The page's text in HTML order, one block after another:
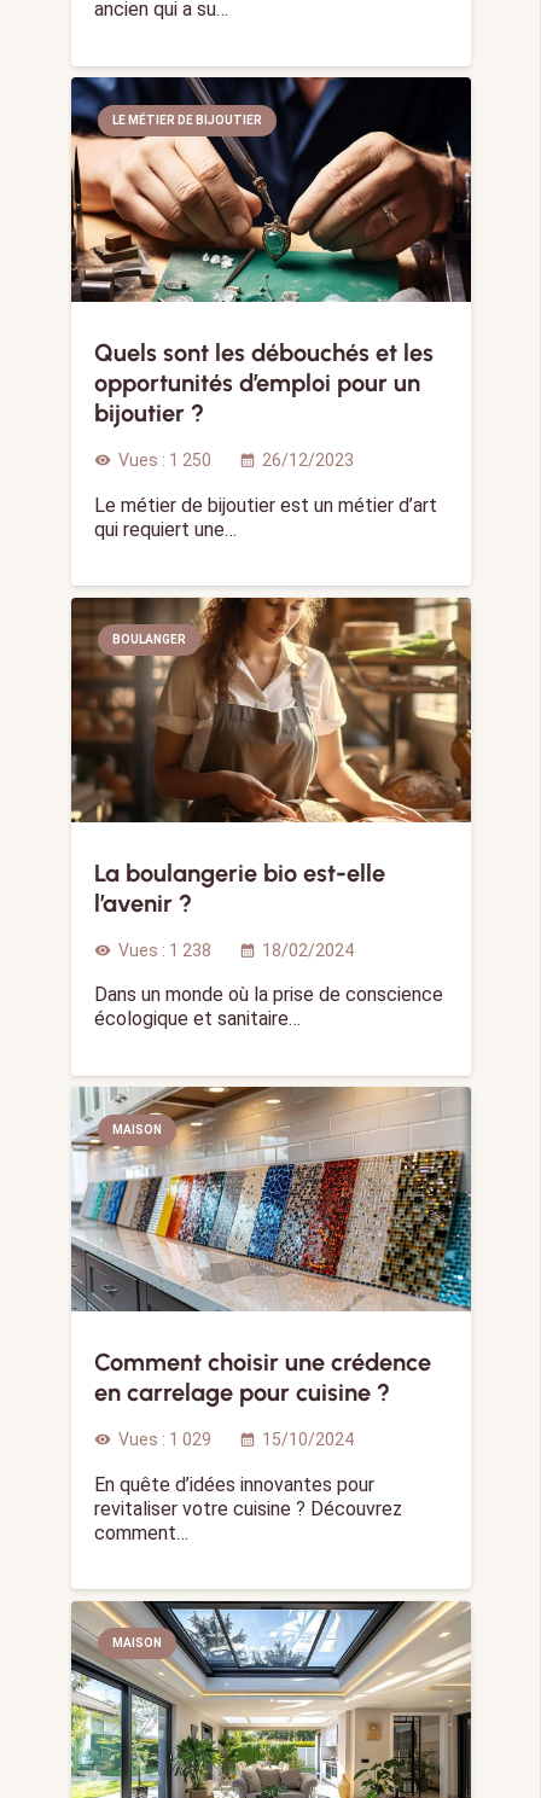
ancien qui a su…
LE MÉTIER DE BIJOUTIER
Quels sont les débouchés et les
opportunités d’emploi pour un
bijoutier ?
visibility Vues : 1 250 calendar_month 26/12/2023
Le métier de bijoutier est un métier d’art
qui requiert une…
BOULANGER
La boulangerie bio est-elle
l’avenir ?
visibility Vues : 1 238 calendar_month 18/02/2024
Dans un monde où la prise de conscience
écologique et sanitaire…
MAISON
Comment choisir une crédence
en carrelage pour cuisine ?
visibility Vues : 1 029 calendar_month 15/10/2024
En quête d’idées innovantes pour
revitaliser votre cuisine ? Découvrez
comment…
MAISON